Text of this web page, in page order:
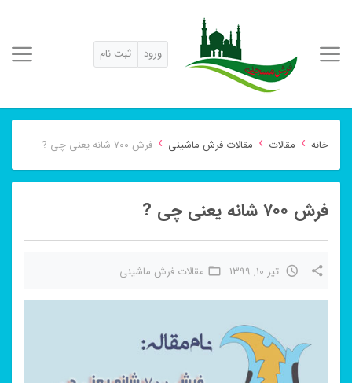
ورود ثبت نام
خانه › مقالات › مقالات فرش ماشینی › فرش ۷۰۰ شانه یعنی چی ?
فرش ۷۰۰ شانه یعنی چی ?
تیر 10, 1399 مقالات فرش ماشینی